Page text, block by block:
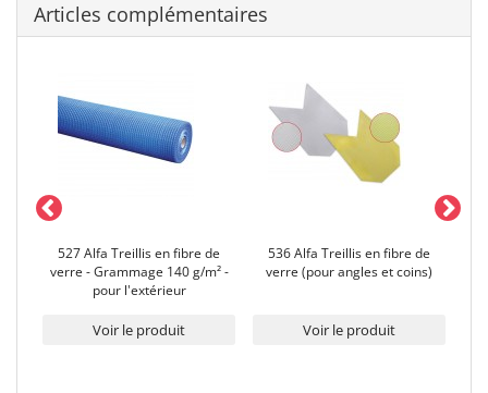
Articles complémentaires
527 Alfa Treillis en fibre de
verre - Grammage 140 g/m² -
pour l'extérieur
Voir le produit
536 Alfa Treillis en fibre de
verre (pour angles et coins)
Voir le produit